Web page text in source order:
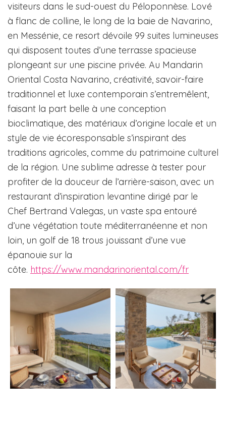
visiteurs dans le sud-ouest du Péloponnèse. Lové
à flanc de colline, le long de la baie de Navarino,
en Messénie, ce resort dévoile 99 suites lumineuses
qui disposent toutes d’une terrasse spacieuse
plongeant sur une piscine privée. Au Mandarin
Oriental Costa Navarino, créativité, savoir-faire
traditionnel et luxe contemporain s’entremêlent,
faisant la part belle à une conception
bioclimatique, des matériaux d’origine locale et un
style de vie écoresponsable s’inspirant des
traditions agricoles, comme du patrimoine culturel
de la région. Une sublime adresse à tester pour
profiter de la douceur de l’arrière-saison, avec un
restaurant d’inspiration levantine dirigé par le
Chef Bertrand Valegas, un vaste spa entouré
d’une végétation toute méditerranéenne et non
loin, un golf de 18 trous jouissant d’une vue
épanouie sur la
côte. https://www.mandarinoriental.com/fr